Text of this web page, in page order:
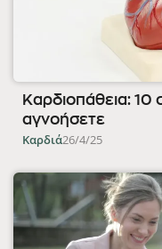
Καρδιοπάθεια: 10
αγνοήσετε
Καρδιά26/4/25